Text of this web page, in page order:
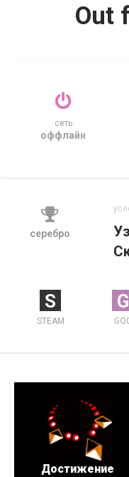
Out
сеть
оффлайн
серебро
S
STEAM
G
Достижение